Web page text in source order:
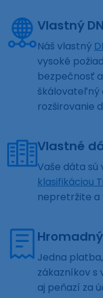
Vlastný
Náš vlastný
vysoké
bezpečnosť
škálovateľný
rozširovanie
Vlastné
Vaše dáta sú
klasifikáciou
nepretržite a
Jedna
zákazníkov s
aj peňazí za